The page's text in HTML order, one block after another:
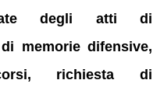
degli atti di
memorie difensive,
richiesta di